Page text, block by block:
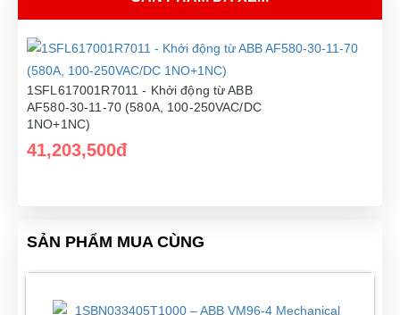
1SFL617001R7011 - Khởi động từ ABB
AF580-30-11-70 (580A, 100-250VAC/DC
1NO+1NC)
41,203,500đ
SẢN PHẨM MUA CÙNG